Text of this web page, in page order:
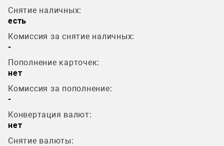
Снятие наличных:
есть
Комиссия за снятие наличных:
-
Пополнение карточек:
нет
Комиссия за пополнение:
-
Конвертация валют:
нет
Снятие валюты: